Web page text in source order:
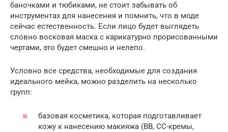
баночками и тюбиками, не стоит забывать об
инструментах для нанесения и помнить, что в моде
сейчас естественность. Если лицо будет выглядеть
словно восковая маска с карикатурно прорисованными
чертами, это будет смешно и нелепо.
Условно все средства, необходимые для создания
идеального мейка, можно разделить на несколько
групп:
базовая косметика, которая подготавливает
кожу к нанесению макияжа (BB, CC-кремы,